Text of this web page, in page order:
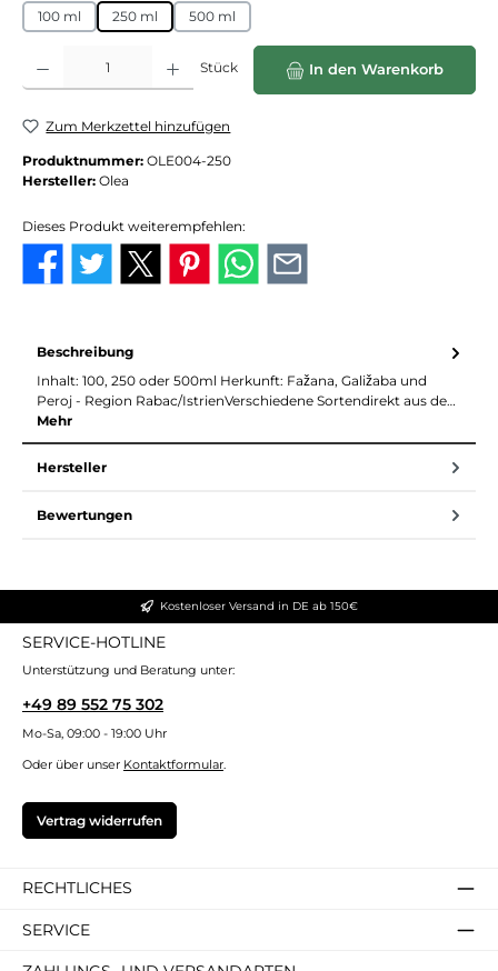
100 ml 250 ml 500 ml
Produkt Anzahl: Gib den gewünschten Wert ein oder benutze die
Stück In den Warenkorb
Zum Merkzettel hinzufügen
Produktnummer: OLE004-250
Hersteller: Olea
Dieses Produkt weiterempfehlen:
Beschreibung
Inhalt: 100, 250 oder 500ml Herkunft: Fažana, Galižaba und
Peroj - Region Rabac/IstrienVerschiedene Sortendirekt aus de…
Mehr
Hersteller
Bewertungen
Kostenloser Versand in DE ab 150€
SERVICE-HOTLINE
Unterstützung und Beratung unter:
+49 89 552 75 302
Mo-Sa, 09:00 - 19:00 Uhr
Oder über unser Kontaktformular.
Vertrag widerrufen
RECHTLICHES
SERVICE